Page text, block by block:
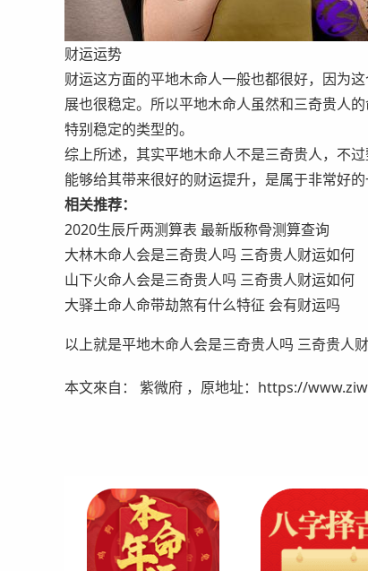
财运运势
财运这方面的平地木命人一般也都很好，因为
展也很稳定。所以平地木命人虽然和三奇贵人
特别稳定的类型的。
综上所述，其实平地木命人不是三奇贵人，不
能够给其带来很好的财运提升，是属于非常好的
相关推荐：
2020生辰斤两测算表 最新版称骨测算查询
大林木命人会是三奇贵人吗 三奇贵人财运如何
山下火命人会是三奇贵人吗 三奇贵人财运如何
大驿土命人命带劫煞有什么特征 会有财运吗
以上就是平地木命人会是三奇贵人吗 三奇贵人
本文來自： 紫微府 ，原地址：https://